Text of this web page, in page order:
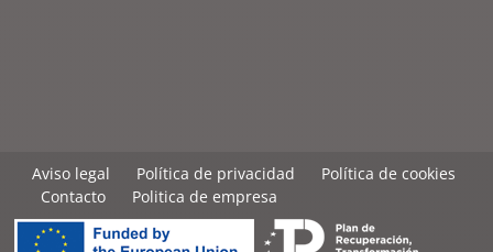
Aviso legal Política de privacidad
Política de cookies
Contacto
Politica de empresa